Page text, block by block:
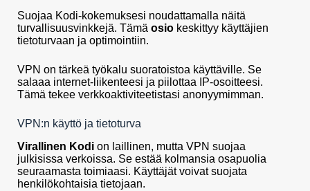
Suojaa Kodi-kokemuksesi noudattamalla näitä
turvallisuusvinkkejä. Tämä osio keskittyy käyttäjien
tietoturvaan ja optimointiin.
VPN on tärkeä työkalu suoratoistoa käyttäville. Se
salaaa internet-liikenteesi ja piilottaa IP-osoitteesi.
Tämä tekee verkkoaktiviteetistasi anonyymimman.
VPN:n käyttö ja tietoturva
Virallinen Kodi on laillinen, mutta VPN suojaa
julkisissa verkoissa. Se estää kolmansia osapuolia
seuraamasta toimiaasi. Käyttäjät voivat suojata
henkilökohtaisia tietojaan.